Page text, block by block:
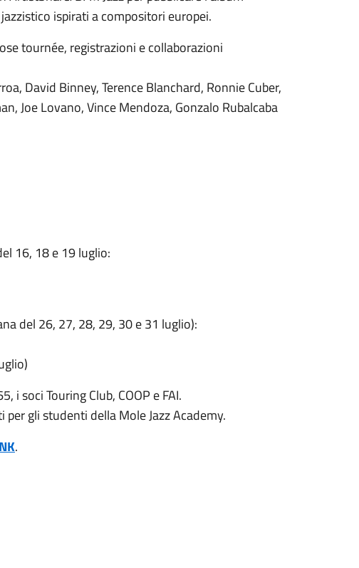
ispirati a compositori europei.
tournée, registrazioni e collaborazioni
David Binney, Terence Blanchard, Ronnie Cuber,
Joe Lovano, Vince Mendoza, Gonzalo Rubalcaba
16, 18 e 19 luglio:
del 26, 27, 28, 29, 30 e 31 luglio):
soci Touring Club, COOP e FAI.
gli studenti della Mole Jazz Academy.
.